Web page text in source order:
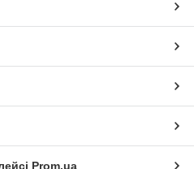
Prom.ua